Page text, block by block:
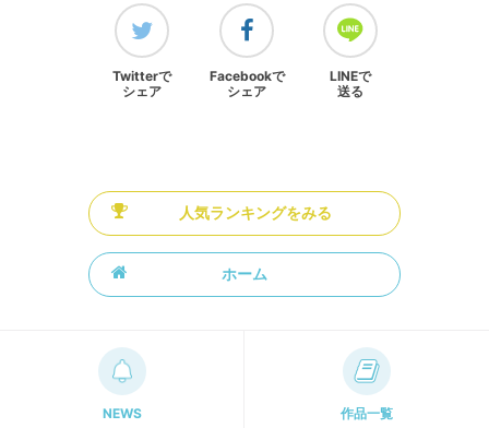
Twitterで
シェア
Facebookで
シェア
LINEで
送る
人気ランキングをみる
ホーム
NEWS 作品一覧